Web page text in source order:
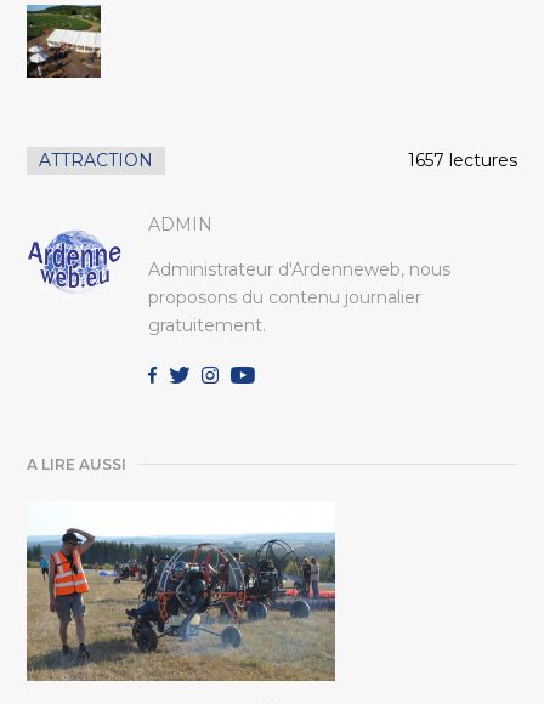
ATTRACTION 1657 lectures
ADMIN
Administrateur d'Ardenneweb, nous
proposons du contenu journalier
gratuitement.
A LIRE AUSSI